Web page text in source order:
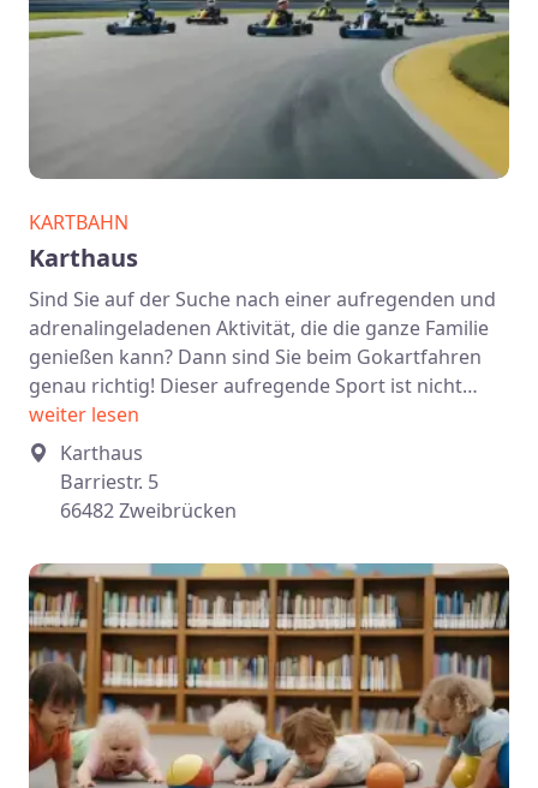
KARTBAHN
Karthaus
Sind Sie auf der Suche nach einer aufregenden und
adrenalingeladenen Aktivität, die die ganze Familie
genießen kann? Dann sind Sie beim Gokartfahren
genau richtig! Dieser aufregende Sport ist nicht…
weiter lesen
Karthaus
Barriestr. 5
66482 Zweibrücken